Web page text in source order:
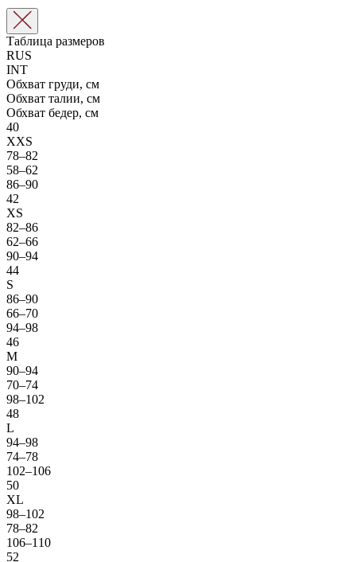
Таблица размеров
RUS
INT
Обхват груди, см
Обхват талии, см
Обхват бедер, см
40
XXS
78–82
58–62
86–90
42
XS
82–86
62–66
90–94
44
S
86–90
66–70
94–98
46
M
90–94
70–74
98–102
48
L
94–98
74–78
102–106
50
XL
98–102
78–82
106–110
52